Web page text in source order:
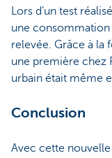
Lors d’un test
une consommation
relevée. Grâce à la
une première chez
urbain était même
Conclusion
Avec cette